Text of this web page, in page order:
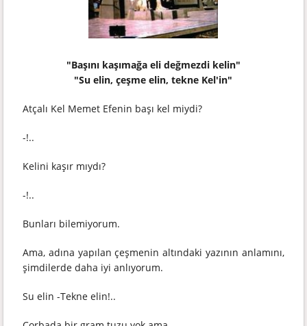
"Başını kaşımağa eli değmezdi kelin"
"Su elin, çeşme elin, tekne Kel'in"
Atçalı Kel Memet Efenin başı kel miydi?
-!..
Kelini kaşır mıydı?
-!..
Bunları bilemiyorum.
Ama, adına yapılan çeşmenin altındaki yazının anlamını,
şimdilerde daha iyi anlıyorum.
Su elin -Tekne elin!..